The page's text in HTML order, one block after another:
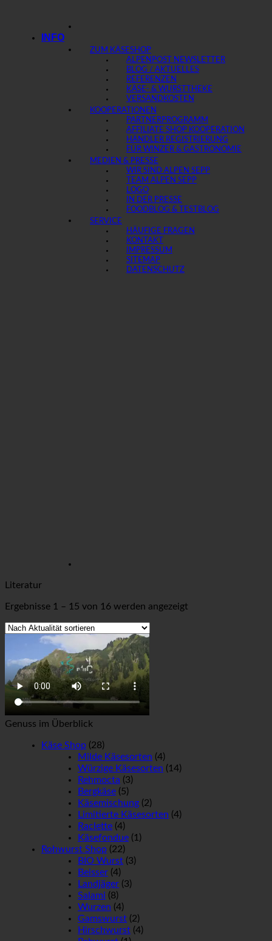
INFO
ZUM KÄSESHOP
ALPENPOST NEWSLETTER
BLOG / AKTUELLES
REFERENZEN
KÄSE- & WURSTTHEKE
VERSANDKOSTEN
KOOPERATIONEN
PARTNERPROGRAMM
AFFILIATE SHOP KOOPERATION
HÄNDLER REGISTRIERUNG
FÜR WINZER & GASTRONOMIE
MEDIEN & PRESSE
WIR SIND ALPEN SEPP
TEAM ALPEN SEPP
LOGO
IN DER PRESSE
FOODBLOG & TESTBLOG
SERVICE
HÄUFIGE FRAGEN
KONTAKT
IMPRESSUM
SITEMAP
DATENSCHUTZ
Literatur
Ergebnisse 1 – 15 von 16 werden angezeigt
Genuss im Überblick
Käse Shop (28)
Milde Käsesorten (4)
Würzige Käsesorten (14)
Rehmocta (3)
Bergkäse (5)
Käsemischung (2)
Limitierte Käsesorten (4)
Raclette (4)
Käsefondue (1)
Rohwurst Shop (22)
BIO Wurst (3)
Beisser (4)
Landjäger (3)
Salami (8)
Wurzen (4)
Gamswurst (2)
Hirschwurst (4)